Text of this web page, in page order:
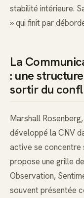
stabilité intérieure.
» qui finit par
La
: une
sortir du
Marshall
développé la CNV
active se concentre
propose une grille
Observation,
souvent présentée